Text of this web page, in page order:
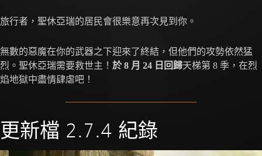
旅行者，聖休亞瑞的居民會很樂意再次見到你。
無數的惡魔在你的武器之下迎來了終結，但他們的攻勢依然猛
烈。聖休亞瑞需要救世主！ 於 8 月 24 日回歸天梯第 8 季，在烈
焰地獄中盡情肆虐吧！
更新檔 2.7.4 紀錄